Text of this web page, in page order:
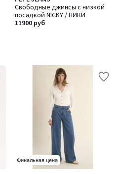
Свободные джинсы с низкой
посадкой NICKY / НИКИ
11900 руб
Финальная цена